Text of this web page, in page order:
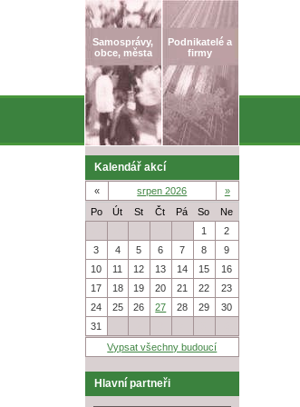
Samosprávy,
obce, města
Podnikatelé a
firmy
Kalendář akcí
« srpen 2026
»
Po
Út St Čt Pá So
Ne
1
2
3
4 5 6 7 8
9
10
11 12 13 14 15
16
17
18 19 20 21 22
23
24
25 26 27 28 29
30
31
Vypsat všechny budoucí
Hlavní partneři